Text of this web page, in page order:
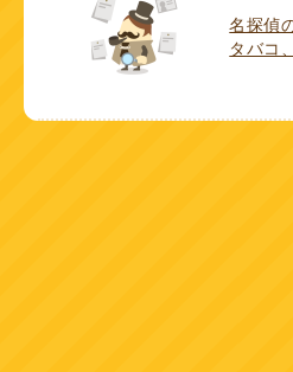
名探偵
タバコ